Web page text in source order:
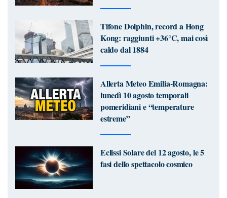
Tifone Dolphin, record a Hong
Kong: raggiunti +36°C, mai così
caldo dal 1884
Allerta Meteo Emilia-Romagna:
lunedì 10 agosto temporali
pomeridiani e “temperature
estreme”
Eclissi Solare del 12 agosto, le 5
fasi dello spettacolo cosmico